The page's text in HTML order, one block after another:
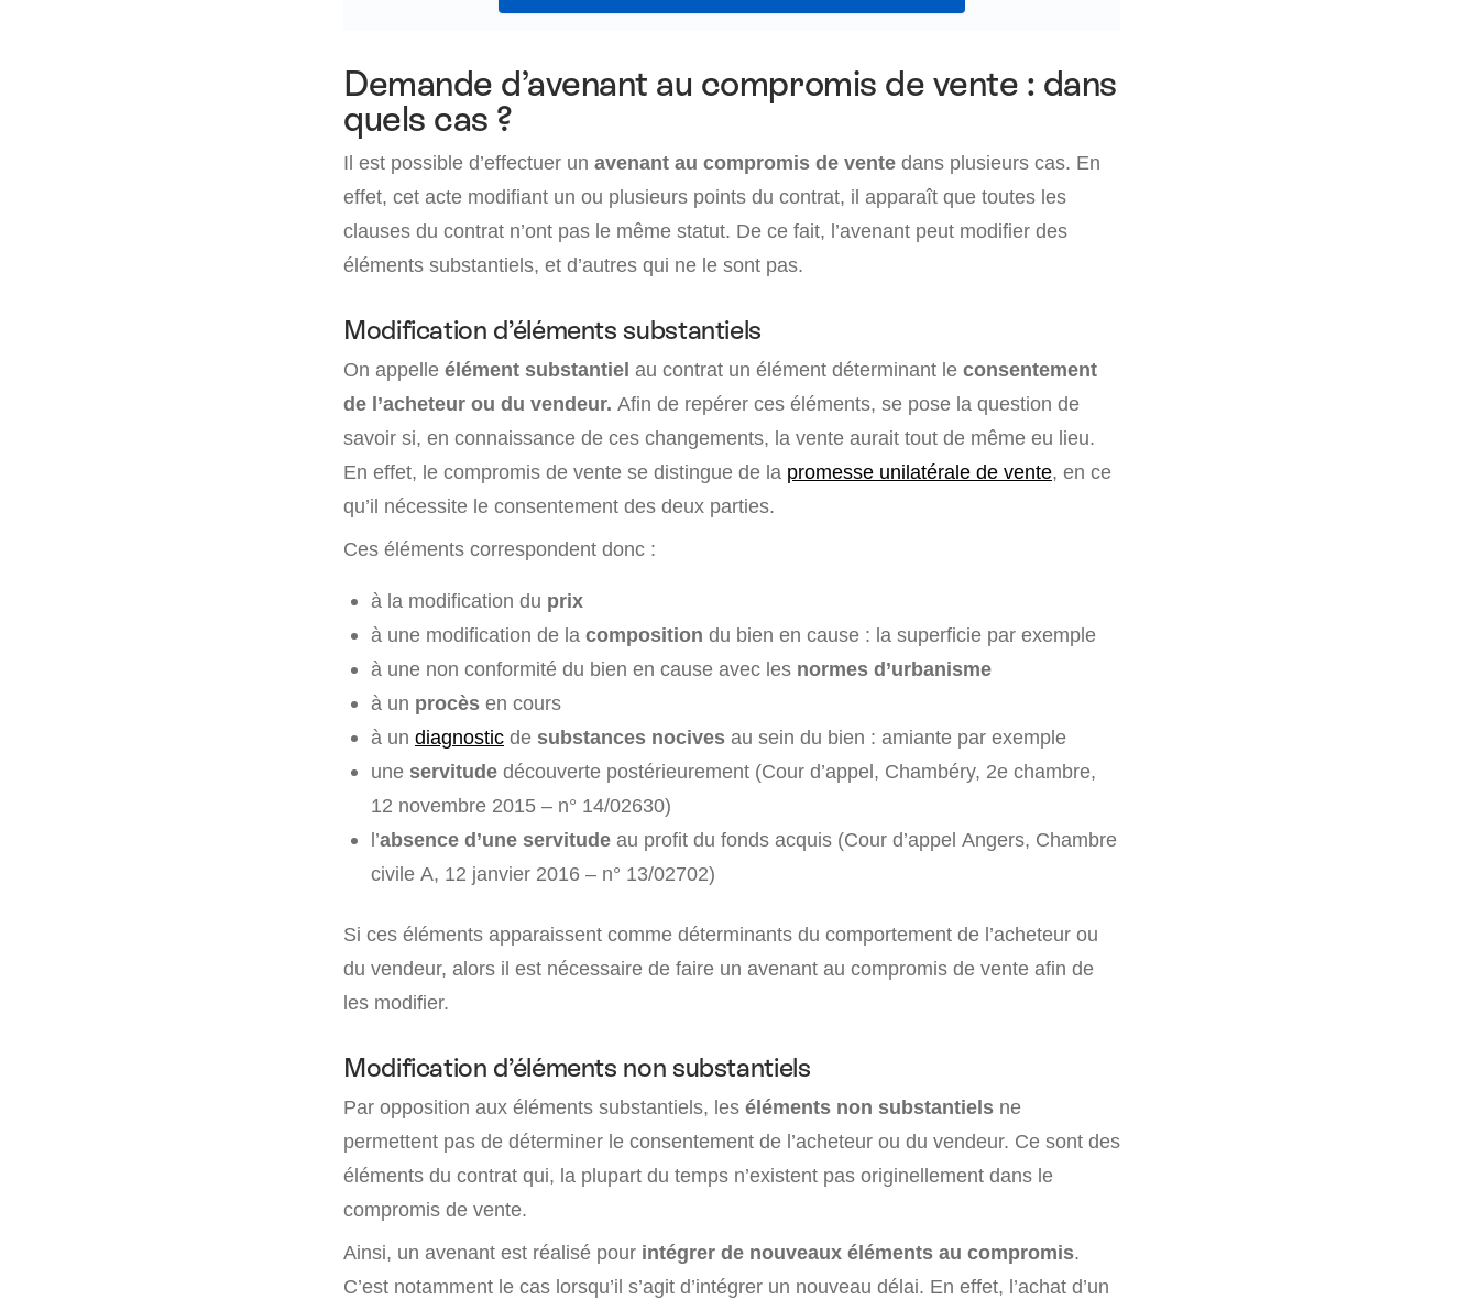
Demande d’avenant au compromis de vente : dans
quels cas ?
Il est possible d’effectuer un avenant au compromis de vente dans plusieurs cas. En
effet, cet acte modifiant un ou plusieurs points du contrat, il apparaît que toutes les
clauses du contrat n’ont pas le même statut. De ce fait, l’avenant peut modifier des
éléments substantiels, et d’autres qui ne le sont pas.
Modification d’éléments substantiels
On appelle élément substantiel au contrat un élément déterminant le consentement
de l’acheteur ou du vendeur. Afin de repérer ces éléments, se pose la question de
savoir si, en connaissance de ces changements, la vente aurait tout de même eu lieu.
En effet, le compromis de vente se distingue de la promesse unilatérale de vente, en ce
qu’il nécessite le consentement des deux parties.
Ces éléments correspondent donc :
à la modification du prix
à une modification de la composition du bien en cause : la superficie par exemple
à une non conformité du bien en cause avec les normes d’urbanisme
à un procès en cours
à un diagnostic de substances nocives au sein du bien : amiante par exemple
une servitude découverte postérieurement (Cour d’appel, Chambéry, 2e chambre,
12 novembre 2015 – n° 14/02630)
l’absence d’une servitude au profit du fonds acquis (Cour d’appel Angers, Chambre
civile A, 12 janvier 2016 – n° 13/02702)
Si ces éléments apparaissent comme déterminants du comportement de l’acheteur ou
du vendeur, alors il est nécessaire de faire un avenant au compromis de vente afin de
les modifier.
Modification d’éléments non substantiels
Par opposition aux éléments substantiels, les éléments non substantiels ne
permettent pas de déterminer le consentement de l’acheteur ou du vendeur. Ce sont des
éléments du contrat qui, la plupart du temps n’existent pas originellement dans le
compromis de vente.
Ainsi, un avenant est réalisé pour intégrer de nouveaux éléments au compromis.
C’est notamment le cas lorsqu’il s’agit d’intégrer un nouveau délai. En effet, l’achat d’un